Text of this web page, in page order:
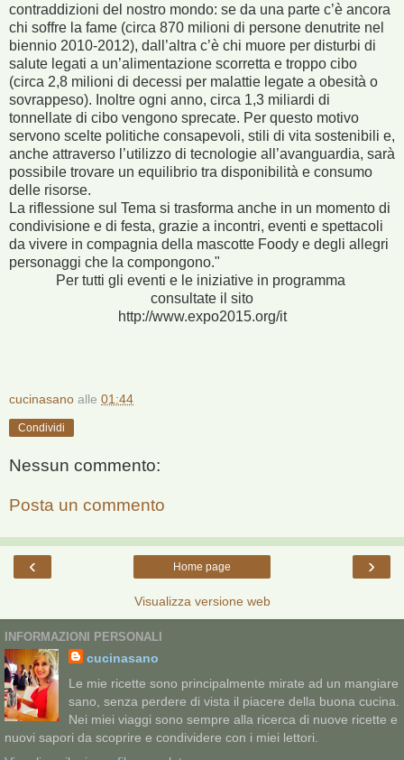
contraddizioni del nostro mondo: se da una parte c’è ancora
chi soffre la fame (circa 870 milioni di persone denutrite nel
biennio 2010-2012), dall’altra c’è chi muore per disturbi di
salute legati a un’alimentazione scorretta e troppo cibo
(circa 2,8 milioni di decessi per malattie legate a obesità o
sovrappeso). Inoltre ogni anno, circa 1,3 miliardi di
tonnellate di cibo vengono sprecate. Per questo motivo
servono scelte politiche consapevoli, stili di vita sostenibili e,
anche attraverso l’utilizzo di tecnologie all’avanguardia, sarà
possibile trovare un equilibrio tra disponibilità e consumo
delle risorse.
La riflessione sul Tema si trasforma anche in un momento di
condivisione e di festa, grazie a incontri, eventi e spettacoli
da vivere in compagnia della mascotte Foody e degli allegri
personaggi che la compongono."
Per tutti gli eventi e le iniziative in programma
consultate il sito
http://www.expo2015.org/it
cucinasano alle 01:44
Condividi
Nessun commento:
Posta un commento
‹ ›
Home page
Visualizza versione web
INFORMAZIONI PERSONALI
cucinasano
Le mie ricette sono principalmente mirate ad un mangiare
sano, senza perdere di vista il piacere della buona cucina.
Nei miei viaggi sono sempre alla ricerca di nuove ricette e
nuovi sapori da scoprire e condividere con i miei lettori.